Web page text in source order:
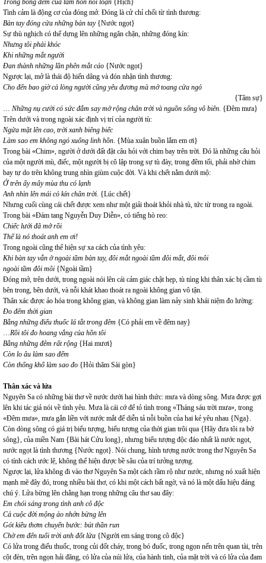
Trong bóng đêm của tâm hồn nổi loạn {Hịch}
Tình cảm là động cơ của đóng mở. Đóng là cử chỉ chối từ tình thương:
Bàn tay đóng cửa những bàn tay{Nước ngọt}
Sự thù nghịch có thể dựng lên những ngăn chặn, những đóng kín:
Nhưng tôi phải khóc
Khi những mắt người
Đan thành những lần phên mắt cáo {Nước ngọt}
Ngược lại, mở là thái độ hiến dâng và đón nhận tình thương:
Cho đến bao giờ cả lòng người cũng yêu đương mà mở toang cửa ngỏ
{Tâm sự}
… Những nụ cười có sức đắm say mở rộng chân trời và nguồn sống vô biên. {Đêm mưa}
Trên dưới và trong ngoài xác định vị trí của người tù:
Ngửa mặt lên cao, trời xanh biêng biếc
Làm sao em không ngó xuống linh hồn. {Mùa xuân buồn lắm em ơi}
Trong bài «Chim», người ở dưới đất đặt câu hỏi với chim bay trên trời. Đó là những câu hỏi
của một người mù, điếc, một người bị cô lập trong sự tù đày, trong đêm tối, phải nhờ chim
bay tự do trên không trung nhìn giùm cuộc đời. Và khi chết nằm dưới mộ:
Ở trên ấy mây mùa thu có lạnh
Anh nhìn lên mái cỏ kín chân trời. {Lúc chết}
Nhưng cuối cùng cái chết được xem như một giải thoát khỏi nhà tù, tức từ trong ra ngoài.
Trong bài «Đám tang Nguyễn Duy Diễn», có tiếng hò reo:
Chiếc lưới đã mở rồi
Thế là nó thoát anh em ơi!
Trong ngoài cũng thể hiện sự xa cách của tình yêu:
Khi bàn tay vẫn ở ngoài tầm bàn tay, đôi mắt ngoài tầm đôi mắt, đôi môi
ngoài tầm đôi môi {Ngoài tầm}
Đóng mở, trên dưới, trong ngoài nói lên cái cảm giác chật hẹp, tù túng khi thân xác bị cầm tù
bên trong, bên dưới, và nỗi khát khao thoát ra ngoài không gian vô tận.
Thân xác được ảo hóa trong không gian, và không gian làm nảy sinh khái niệm đo lường:
Đo đếm thời gian
Bằng những điếu thuốc lá tắt trong đêm {Có phải em về đêm nay}
…Rồi tôi đo hoang vắng của hồn tôi
Bằng những đêm rất rộng {Hai mươi}
Còn lo âu làm sao đếm
Còn thống khổ làm sao đo {Hỏi thăm Sài gòn}
Thân xác và lửa
Nguyên Sa có những bài thơ về nước dưới hai hình thức: mưa và dòng sông. Mưa được gợi
lên khi tác giả nói về tình yêu. Mưa là cái cớ để tỏ tình trong «Tháng sáu trời mưa», trong
«Đêm mưa», mưa gắn liền với nước mắt để diễn tả nỗi buồn của hai kẻ yêu nhau {Nga}.
Còn dòng sông có giá trị biểu tượng, biểu tượng của thời gian trôi qua {Hãy đưa tôi ra bờ
sông}, của miền Nam {Bài hát Cửu long}, nhưng biểu tượng độc đáo nhất là nước ngọt,
nước ngọt là tình thương {Nước ngọt}. Nói chung, hình tượng nước trong thơ Nguyên Sa
có tính cách ước lệ, không thể hiện được bề sâu của trí tưởng tượng.
Ngược lại, lửa không đi vào thơ Nguyên Sa một cách rầm rộ như nước, nhưng nó xuất hiện
mạnh mẽ đây đó, trong nhiều bài thơ, có khi một cách bất ngờ, và nó là một dấu hiệu đáng
chú ý. Lửa bừng lên chẳng hạn trong những câu thơ sau đây:
Em chói sáng trong tình anh cô độc
Cả cuộc đời mộng ảo nhớn bừng lên
Gót kiều thơm chuyển bước: bút thần run
Chờ em đến tuổi trời anh đốt lửa {Người em sáng trong cô độc}
Có lửa trong điếu thuốc, trong củi đốt cháy, trong bó đuốc, trong ngọn nến trên quan tài, trên
cột đèn, trên ngọn hải đăng, có lửa của núi lửa, của hành tinh, của mặt trời và có lửa của đam